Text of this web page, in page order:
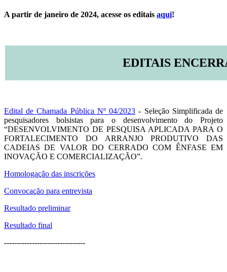
A partir de janeiro de 2024, acesse os editais aqui!
EDITAIS
Edital de Chamada Pública Nº 04/2023 - Seleção Simplificada de
pesquisadores bolsistas para o desenvolvimento do Projeto
“DESENVOLVIMENTO DE PESQUISA APLICADA PARA O
FORTALECIMENTO DO ARRANJO PRODUTIVO DAS
CADEIAS DE VALOR DO CERRADO COM ÊNFASE EM
INOVAÇÃO E COMERCIALIZAÇÃO”.
Homologação das inscrições
Convocação para entrevista
Resultado preliminar
Resultado final
--------------------------------